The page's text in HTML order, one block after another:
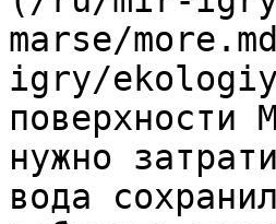
marse/
igry/
поверхности
нужно
вода